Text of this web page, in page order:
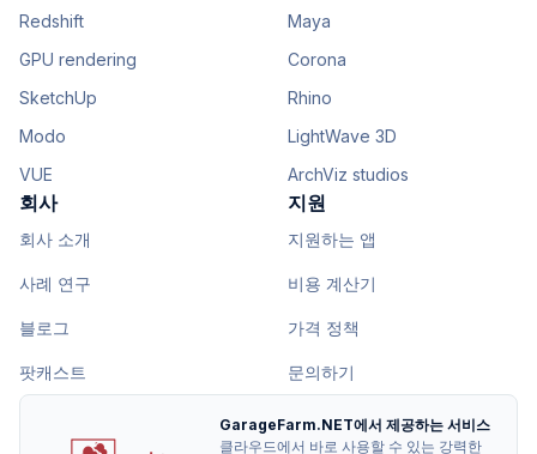
Redshift
Maya
GPU rendering
Corona
SketchUp
Rhino
Modo
LightWave 3D
VUE
ArchViz studios
회사
회사 소개
사례 연구
블로그
팟캐스트
지원
지원하는 앱
비용 계산기
가격 정책
문의하기
GarageFarm.NET에서 제공하는 서비스
클라우드에서 바로 사용할 수 있는 강력한